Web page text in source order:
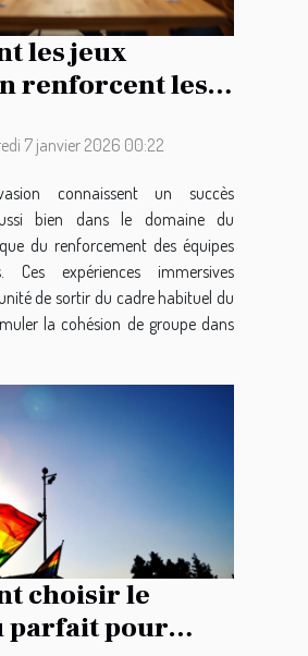
les jeux
renforcent les
7 janvier 2026 00:22
connaissent un succès
bien dans le domaine du
du renforcement des équipes
Ces expériences immersives
de sortir du cadre habituel du
la cohésion de groupe dans
choisir le
parfait pour